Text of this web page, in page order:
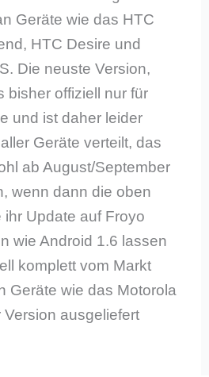
Geräte wie das HTC
HTC Desire und
Die neuste Version,
bisher offiziell nur für
und ist daher leider
Geräte verteilt, das
ab August/September
wenn dann die oben
Update auf Froyo
wie Android 1.6 lassen
komplett vom Markt
Geräte wie das Motorola
ausgeliefert